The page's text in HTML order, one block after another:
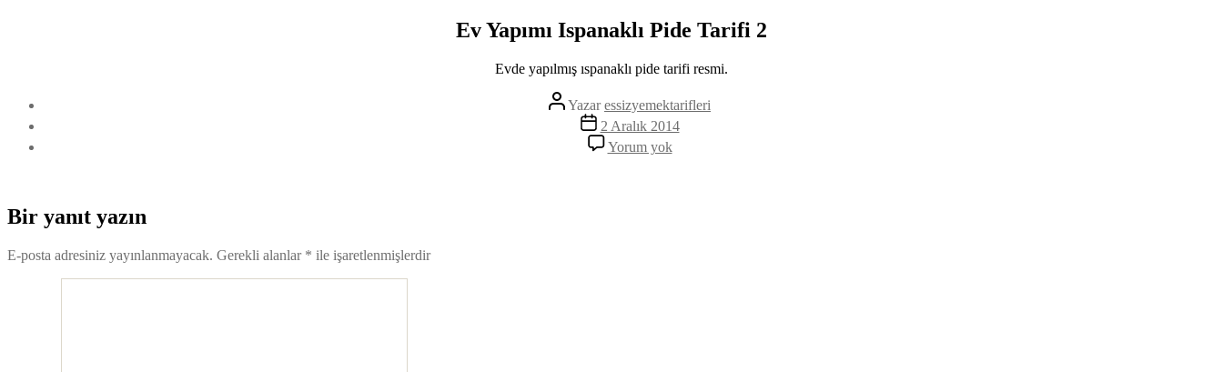
Ev Yapımı Ispanaklı Pide Tarifi 2
Evde yapılmış ıspanaklı pide tarifi resmi.
Yazının
yazarı
Yazaressizyemektarifleri
Yazı
tarihi
2 Aralık 2014
Yorum yokEv
Yapımı
Bir yanıt yazın
E-posta adresiniz yayınlanmayacak. Gerekli alanlar * ile işaretlenmişlerdir